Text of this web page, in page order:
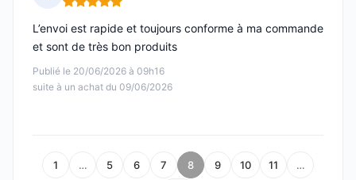
Note : 5 sur 5
Publié le 20/06/2026 à 09h16
suite à un achat du 09/06/2026
L’envoi est rapide et toujours conforme à ma commande
et sont de très bon produits
1 … 5 6 7 8 9 10 11 …